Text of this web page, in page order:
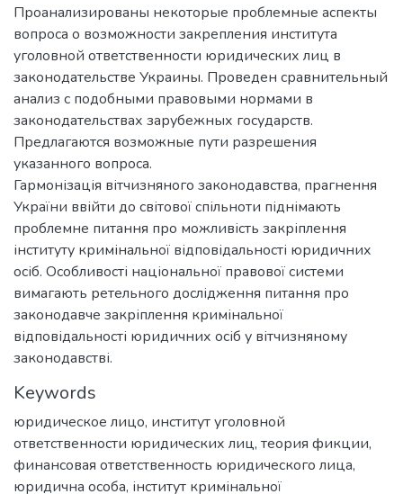
Проанализированы некоторые проблемные аспекты
вопроса о возможности закрепления института
уголовной ответственности юридических лиц в
законодательстве Украины. Проведен сравнительный
анализ с подобными правовыми нормами в
законодательствах зарубежных государств.
Предлагаются возможные пути разрешения
указанного вопроса.
Гармонізація вітчизняного законодавства, прагнення
України ввійти до світової спільноти піднімають
проблемне питання про можливість закріплення
інституту кримінальної відповідальності юридичних
осіб. Особливості національної правової системи
вимагають ретельного дослідження питання про
законодавче закріплення кримінальної
відповідальності юридичних осіб у вітчизняному
законодавстві.
Keywords
юридическое лицо, институт уголовной
ответственности юридических лиц, теория фикции,
финансовая ответственность юридического лица,
юридична особа, інститут кримінальної